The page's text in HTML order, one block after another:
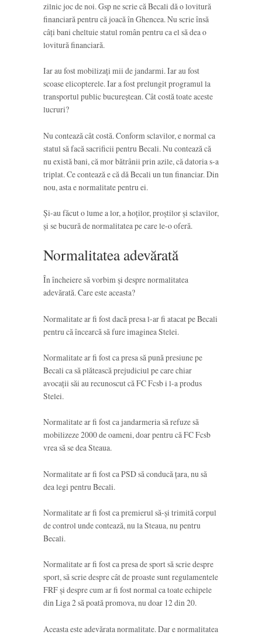
zilnic joc de noi. Gsp ne scrie că Becali dă o lovitură
financiară pentru că joacă în Ghencea. Nu scrie însă
câți bani cheltuie statul român pentru ca el să dea o
lovitură financiară.
Iar au fost mobilizați mii de jandarmi. Iar au fost
scoase elicopterele. Iar a fost prelungit programul la
transportul public bucureștean. Cât costă toate aceste
lucruri?
Nu contează cât costă. Conform sclavilor, e normal ca
statul să facă sacrificii pentru Becali. Nu contează că
nu există bani, că mor bătrânii prin azile, că datoria s-a
triplat. Ce contează e că dă Becali un tun financiar. Din
nou, asta e normalitate pentru ei.
Și-au făcut o lume a lor, a hoților, proștilor și sclavilor,
și se bucură de normalitatea pe care le-o oferă.
Normalitatea adevărată
În încheiere să vorbim și despre normalitatea
adevărată. Care este aceasta?
Normalitate ar fi fost dacă presa l-ar fi atacat pe Becali
pentru că încearcă să fure imaginea Stelei.
Normalitate ar fi fost ca presa să pună presiune pe
Becali ca să plătească prejudiciul pe care chiar
avocații săi au recunoscut că FC Fcsb i l-a produs
Stelei.
Normalitate ar fi fost ca jandarmeria să refuze să
mobilizeze 2000 de oameni, doar pentru că FC Fcsb
vrea să se dea Steaua.
Normalitate ar fi fost ca PSD să conducă țara, nu să
dea legi pentru Becali.
Normalitate ar fi fost ca premierul să-și trimită corpul
de control unde contează, nu la Steaua, nu pentru
Becali.
Normalitate ar fi fost ca presa de sport să scrie despre
sport, să scrie despre cât de proaste sunt regulamentele
FRF și despre cum ar fi fost normal ca toate echipele
din Liga 2 să poată promova, nu doar 12 din 20.
Aceasta este adevărata normalitate. Dar e normalitatea